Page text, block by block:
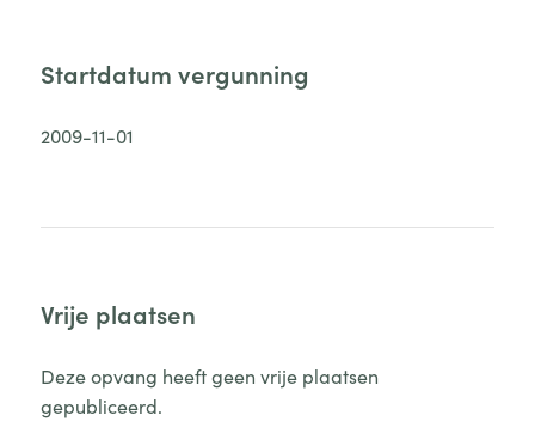
Startdatum vergunning
2009-11-01
Vrije plaatsen
Deze opvang heeft geen vrije plaatsen
gepubliceerd.